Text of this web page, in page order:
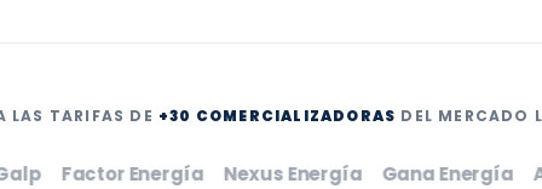
LAS TARIFAS DE +30 COMERCIALIZADORAS DEL MERCADO
Energía Nexus Energía Gana Energía